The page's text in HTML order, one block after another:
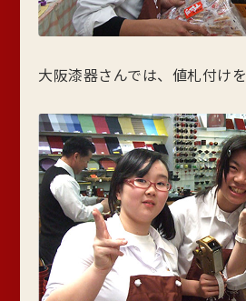
大阪漆器さんでは、値札付けを